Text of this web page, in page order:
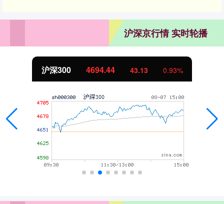
沪深京行情 实时轮播
沪深300 4694.44 43.13 0.93%